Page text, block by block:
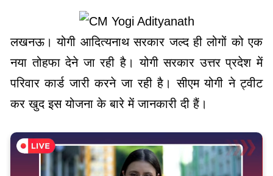
लखनऊ। योगी आदित्यनाथ सरकार जल्द ही लोगों को एक
नया तोहफा देने जा रही है। योगी सरकार उत्तर प्रदेश में
परिवार कार्ड जारी करने जा रही है। सीएम योगी ने ट्वीट
कर खुद इस योजना के बारे में जानकारी दी हैं।